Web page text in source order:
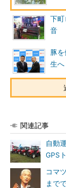
下町
音
豚
生へ
関連記事
自動
GPS
コマ
まで